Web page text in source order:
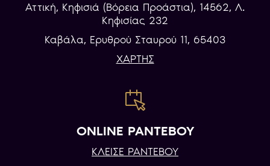
Αττική, Κηφισιά (Βόρεια Προάστια), 14562, Λ.
Κηφισίας 232
Καβάλα, Eρυθρού Σταυρού 11, 65403
ΧΑΡΤΗΣ
ONLINE ΡΑΝΤΕΒΟΥ
ΚΛΕΙΣΕ ΡΑΝΤΕΒΟΥ